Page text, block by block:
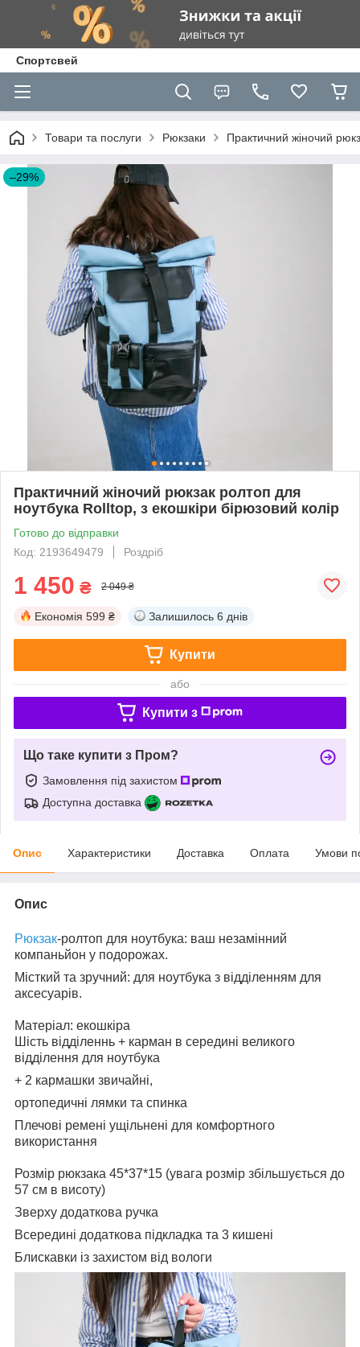
Спортсвей
Товари та послуги Рюкзаки Практичний жіночий
–29%
Практичний жіночий рюкзак ролтоп для
ноутбука Rolltop, з екошкіри бірюзовий колір
Готово до відправки
Код: 2193649479
Роздріб
1 450 ₴ 2 049 ₴
Економія 599 ₴ Залишилось 6 днів
Купити
або
Купити з
Що таке купити з Пром?
Замовлення під захистом
Доступна доставка
Опис Характеристики Доставка Оплата Умови
Опис
Рюкзак-ролтоп для ноутбука: ваш незамінний
компаньйон у подорожах.
Місткий та зручний: для ноутбука з відділенням для
аксесуарів.
Матеріал: екошкіра
Шість відділеннь + карман в середині великого
відділення для ноутбука
+ 2 кармашки звичайні,
ортопедичні лямки та спинка
Плечові ремені ущільнені для комфортного
використання
Розмір рюкзака 45*37*15 (увага розмір збільшується до
57 см в висоту)
Зверху додаткова ручка
Всередині додаткова підкладка та 3 кишені
Блискавки із захистом від вологи⠀